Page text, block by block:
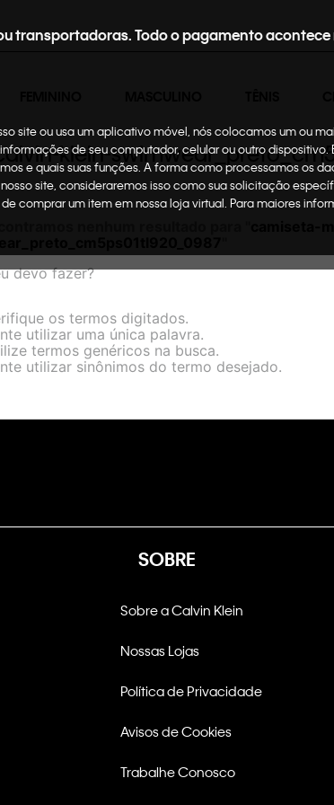
transportadoras. Todo o pagamento
site ou usa um aplicativo móvel, nós colocamos um ou
de seu computador, celular ou outro
e quais suas funções. A forma como processamos os
site, consideraremos isso como sua solicitação
comprar um item em nossa loja virtual. Para maiores
klein-
devo fazer?
os termos digitados.
utilizar uma única palavra.
termos genéricos na busca.
utilizar sinônimos do termo desejado.
SOBRE
Sobre a Calvin Klein
Nossas Lojas
Política de Privacidade
Avisos de Cookies
Trabalhe Conosco